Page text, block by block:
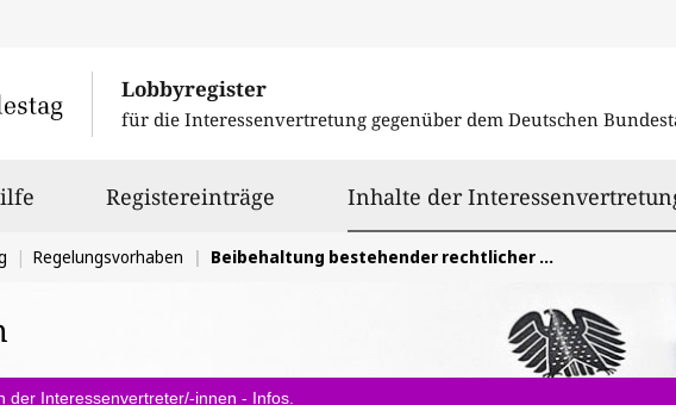
Lobbyregister
für die Interessenvertretung gegenüber dem Deutschen
Registereinträge Inhalte der
Regelungsvorhaben Beibehaltung bestehender rechtlicher Regelungen im Bereich der internationalen Tabakkontrollpolitik
der Interessenvertreter/-innen - Infos